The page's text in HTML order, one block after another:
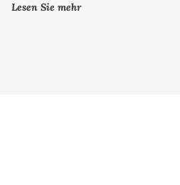
Lesen Sie mehr